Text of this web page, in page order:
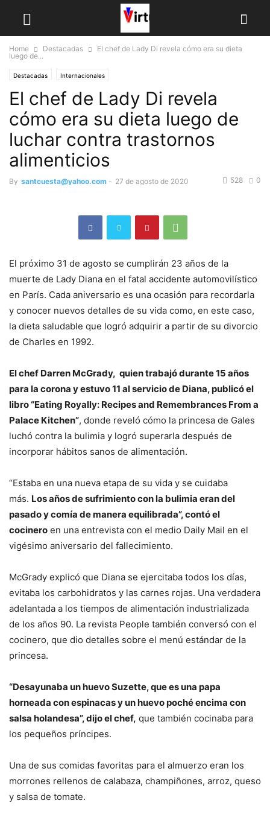
Home Destacadas
El chef de Lady Di revela cómo era su dieta
luego de...
Destacadas Internacionales
El chef de Lady Di revela
cómo era su dieta luego de
luchar contra trastornos
alimenticios
By santcuesta@yahoo.com - 27 de agosto de 2020 0
528
El próximo 31 de agosto se cumplirán 23 años de la
muerte de Lady Diana en el fatal accidente automovilístico
en París. Cada aniversario es una ocasión para recordarla
y conocer nuevos detalles de su vida como, en este caso,
la dieta saludable que logró adquirir a partir de su divorcio
de Charles en 1992.
El chef Darren McGrady, quien trabajó durante 15 años
para la corona y estuvo 11 al servicio de Diana, publicó el
libro “Eating Royally: Recipes and Remembrances From a
Palace Kitchen”, donde reveló cómo la princesa de Gales
luchó contra la bulimia y logró superarla después de
incorporar hábitos sanos de alimentación.
“Estaba en una nueva etapa de su vida y se cuidaba
más. Los años de sufrimiento con la bulimia eran del
pasado y comía de manera equilibrada”, contó el
cocinero en una entrevista con el medio Daily Mail en el
vigésimo aniversario del fallecimiento.
McGrady explicó que Diana se ejercitaba todos los días,
evitaba los carbohidratos y las carnes rojas. Una verdadera
adelantada a los tiempos de alimentación industrializada
de los años 90. La revista People también conversó con el
cocinero, que dio detalles sobre el menú estándar de la
princesa.
“Desayunaba un huevo Suzette, que es una papa
horneada con espinacas y un huevo poché encima con
salsa holandesa”, dijo el chef, que también cocinaba para
los pequeños príncipes.
Una de sus comidas favoritas para el almuerzo eran los
morrones rellenos de calabaza, champiñones, arroz, queso
y salsa de tomate.